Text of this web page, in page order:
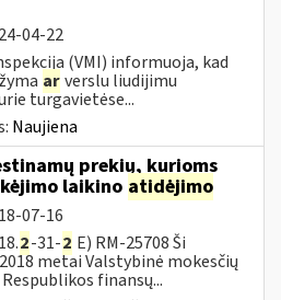
04-22
(VMI) informuoja, kad
arverslu liudijimu
turgavietėse...
Naujiena
prekių, kurioms
laikino atidėjimo
07-16
2-31-2 E) RM-25708 Ši
metai Valstybinė mokesčių
finansų...